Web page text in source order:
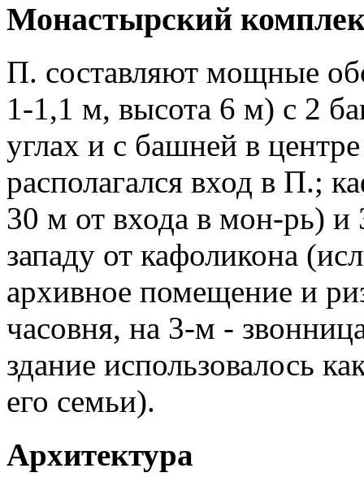
Монастырский
П. составляют мощные
1-1,1 м, высота 6 м) с 2
углах и с башней в
располагался вход в П.;
30 м от входа в мон-рь) и
западу от кафоликона
архивное помещение и
часовня, на 3-м -
здание использовалось
его семьи).
Архитектура